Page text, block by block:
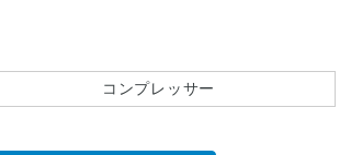
コンプレッサー